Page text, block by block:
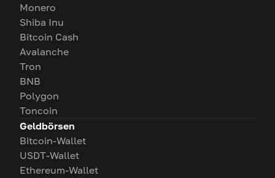
Monero
Shiba Inu
Bitcoin Cash
Avalanche
Tron
BNB
Polygon
Toncoin
Geldbörsen
Bitcoin-Wallet
USDT-Wallet
Ethereum-Wallet